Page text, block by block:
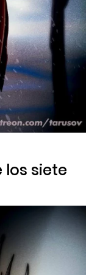
los siete